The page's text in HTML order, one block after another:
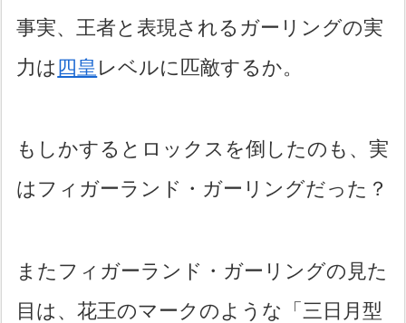
事実、王者と表現されるガーリングの実
力は 四皇 レベルに匹敵するか。
もしかするとロックスを倒したのも、実
はフィガーランド・ガーリングだった？
またフィガーランド・ガーリングの見た
目は、花王のマークのような「三日月型